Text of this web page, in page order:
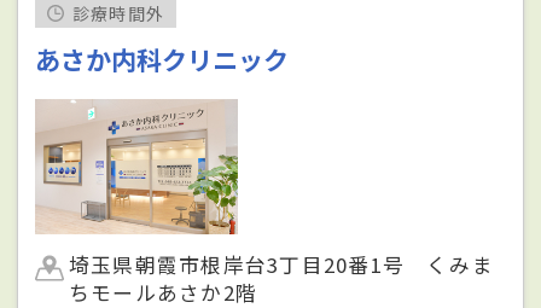
診療時間外
あさか内科クリニック
埼玉県朝霞市根岸台3丁目20番1号 くみま
ちモールあさか2階